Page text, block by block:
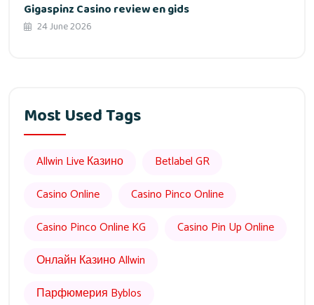
Gigaspinz Casino review en gids
24 June 2026
Most Used Tags
Allwin Live Казино
Betlabel GR
Casino Online
Casino Pinco Online
Casino Pinco Online KG
Casino Pin Up Online
Онлайн Казино Allwin
Парфюмерия Byblos